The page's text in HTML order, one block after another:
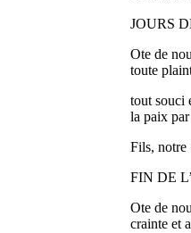
JOURS
Ote de
toute
tout souci
la paix
Fils, notre
FIN DE
Ote de
crainte et